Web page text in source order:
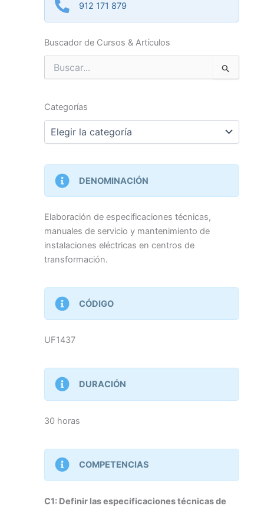
912 171 879
Buscador de Cursos & Artículos
Buscar
por:
Categorías
Categorías
DENOMINACIÓN
Elaboración de especificaciones técnicas,
manuales de servicio y mantenimiento de
instalaciones eléctricas en centros de
transformación.
CÓDIGO
UF1437
DURACIÓN
30 horas
COMPETENCIAS
C1: Definir las especificaciones técnicas de